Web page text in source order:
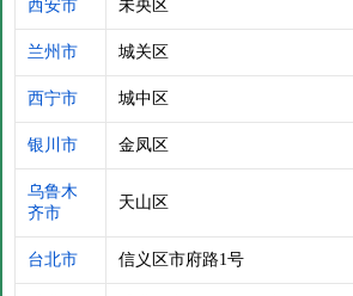
西安市 未央区
兰州市 城关区
西宁市 城中区
银川市 金凤区
乌鲁木
齐市
天山区
台北市 信义区市府路1号